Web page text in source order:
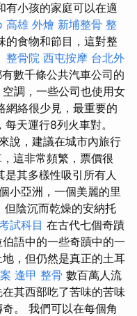
有小孩的家庭可以在適
高雄 外燴 新埔整骨 整
的食物和節目，這對整
整骨院 西屯按摩 台北外
數千條公共汽車公司的
調，一些公司也使用女
網絡很少見，最重要的
天運行8列火車對。
說，建議在城市內旅行
這非常頻繁，票價很
是其多樣性吸引所有人
小亞洲，一個美麗的里
陰沉而乾燥的安納托
試科目 在古代七個奇蹟
語中的一些奇蹟中的一
，但仍然是真正的土耳
逢甲 整骨 數百萬人流
其西部吃了苦味的苦味
。 我們可以在每個角